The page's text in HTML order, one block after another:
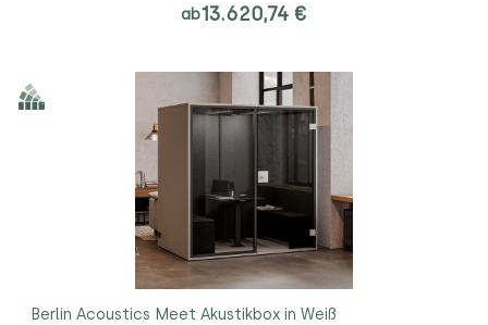
ab13.620,74 €
Berlin Acoustics Meet Akustikbox in Weiß